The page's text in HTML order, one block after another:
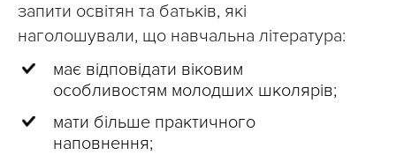
запити освітян та батьків, які
наголошували, що навчальна література:
має відповідати віковим
особливостям молодших школярів;
мати більше практичного
наповнення;